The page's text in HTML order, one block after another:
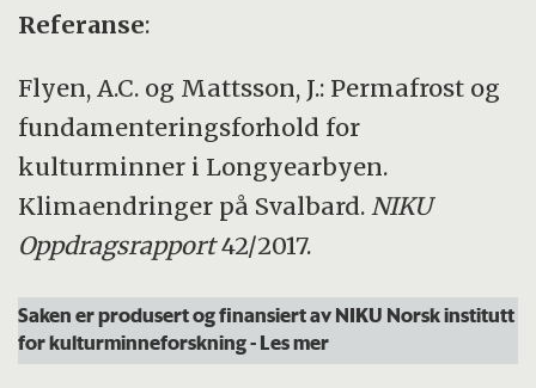
og lufttemperatur, er det økende sjanse for
bort fra ekvator man kommer.
I Sør-Norge ligger grensen for permafrost på
cirka 1450 meter over
havet Temperaturmålinger i et borehull på
at permafrosten der er tykkere enn 100
meter.
Referanse:
Flyen, A.C. og Mattsson, J.: Permafrost og
fundamenteringsforhold for
kulturminner i Longyearbyen.
Klimaendringer på Svalbard. NIKU
Oppdragsrapport42/2017.
Saken er produsert og finansiert av NIKU Norsk institutt
for kulturminneforskning- Les mer